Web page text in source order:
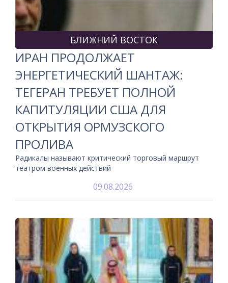
БЛИЖНИЙ ВОСТОК
ИРАН ПРОДОЛЖАЕТ
ЭНЕРГЕТИЧЕСКИЙ ШАНТАЖ:
ТЕГЕРАН ТРЕБУЕТ ПОЛНОЙ
КАПИТУЛЯЦИИ США ДЛЯ
ОТКРЫТИЯ ОРМУЗСКОГО
ПРОЛИВА
Радикалы называют критический торговый маршрут
театром военных действий
09.08.2026